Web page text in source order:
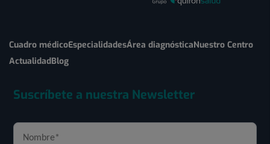
Cuadro médicoEspecialidadesÁrea diagnósticaNuestro Centro
ActualidadBlog
Suscríbete a nuestra Newsletter